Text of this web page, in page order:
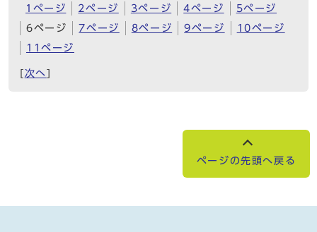
1ページ
2ページ 3ページ 4ページ
5ページ
6ページ
7ページ 8ページ 9ページ
10ページ
11ページ
[次へ]
ページの先頭へ戻る